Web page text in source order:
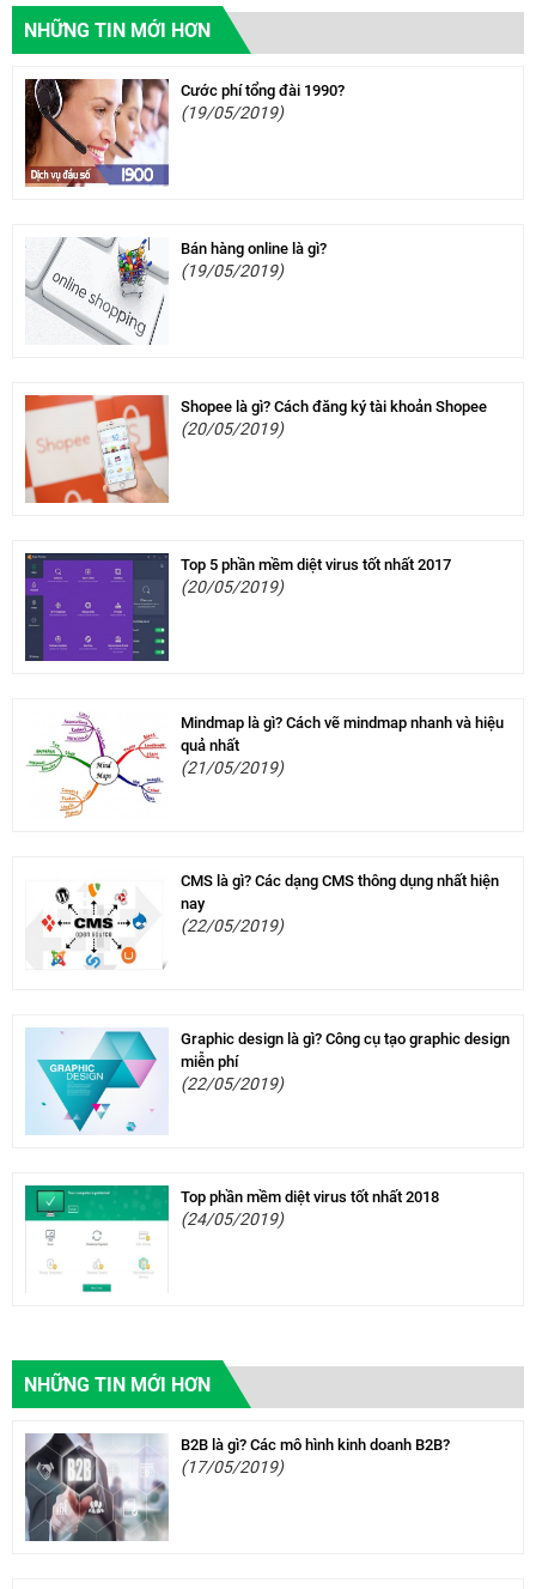
NHỮNG TIN MỚI HƠN
Cước phí tổng đài 1990?
(19/05/2019)
Bán hàng online là gì?
(19/05/2019)
Shopee là gì? Cách đăng ký tài khoản Shopee
(20/05/2019)
Top 5 phần mềm diệt virus tốt nhất 2017
(20/05/2019)
Mindmap là gì? Cách vẽ mindmap nhanh và hiệu
quả nhất
(21/05/2019)
CMS là gì? Các dạng CMS thông dụng nhất hiện
nay
(22/05/2019)
Graphic design là gì? Công cụ tạo graphic design
miễn phí
(22/05/2019)
Top phần mềm diệt virus tốt nhất 2018
(24/05/2019)
NHỮNG TIN MỚI HƠN
B2B là gì? Các mô hình kinh doanh B2B?
(17/05/2019)